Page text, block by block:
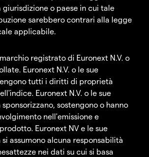
giurisdizione o paese in cui tale
sarebbero contrari alla legge
applicabile.
registrato di Euronext N.V. o
Euronext N.V. o le sue
tutti i diritti di proprietà
Euronext N.V. o le sue
sostengono o hanno
nell'emissione e
Euronext NV e le sue
assumono alcuna responsabilità
nei dati su cui si basa